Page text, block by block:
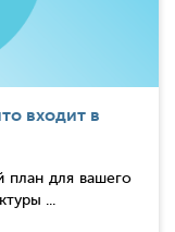
входит в
план для вашего
...